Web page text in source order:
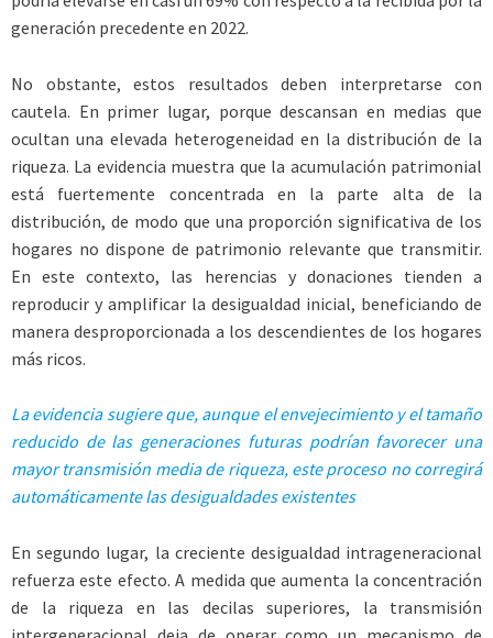
generación precedente en 2022.
No obstante, estos resultados deben interpretarse con
cautela. En primer lugar, porque descansan en medias que
ocultan una elevada heterogeneidad en la distribución de la
riqueza. La evidencia muestra que la acumulación patrimonial
está fuertemente concentrada en la parte alta de la
distribución, de modo que una proporción significativa de los
hogares no dispone de patrimonio relevante que transmitir.
En este contexto, las herencias y donaciones tienden a
reproducir y amplificar la desigualdad inicial, beneficiando de
manera desproporcionada a los descendientes de los hogares
más ricos.
La evidencia sugiere que, aunque el envejecimiento y el tamaño
reducido de las generaciones futuras podrían favorecer una
mayor transmisión media de riqueza, este proceso no corregirá
automáticamente las desigualdades existentes
En segundo lugar, la creciente desigualdad intrageneracional
refuerza este efecto. A medida que aumenta la concentración
de la riqueza en las decilas superiores, la transmisión